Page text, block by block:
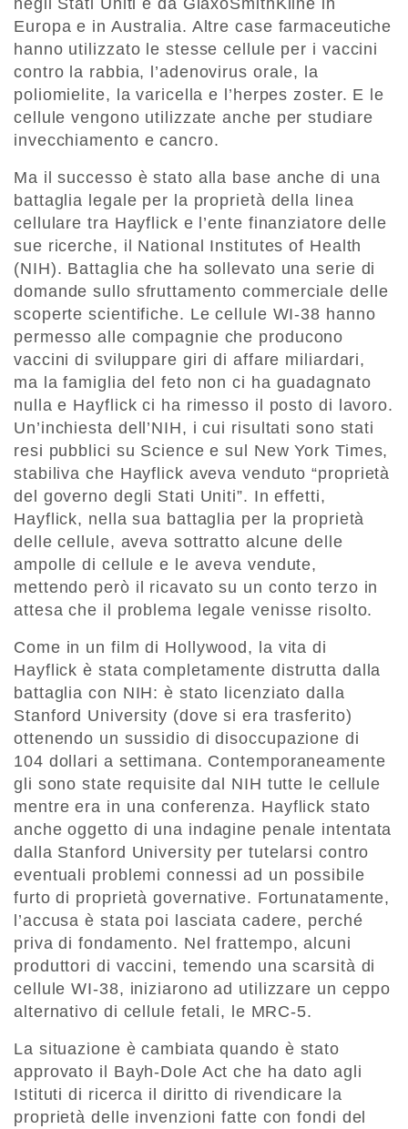
Europa e in Australia. Altre case farmaceutiche
hanno utilizzato le stesse cellule per i vaccini
contro la rabbia, l’adenovirus orale, la
poliomielite, la varicella e l’herpes zoster. E le
cellule vengono utilizzate anche per studiare
invecchiamento e cancro.
Ma il successo è stato alla base anche di una
battaglia legale per la proprietà della linea
cellulare tra Hayflick e l’ente finanziatore delle
sue ricerche, il National Institutes of Health
(NIH). Battaglia che ha sollevato una serie di
domande sullo sfruttamento commerciale delle
scoperte scientifiche. Le cellule WI-38 hanno
permesso alle compagnie che producono
vaccini di sviluppare giri di affare miliardari,
ma la famiglia del feto non ci ha guadagnato
nulla e Hayflick ci ha rimesso il posto di lavoro.
Un’inchiesta dell’NIH, i cui risultati sono stati
resi pubblici su Science e sul New York Times,
stabiliva che Hayflick aveva venduto “proprietà
del governo degli Stati Uniti”. In effetti,
Hayflick, nella sua battaglia per la proprietà
delle cellule, aveva sottratto alcune delle
ampolle di cellule e le aveva vendute,
mettendo però il ricavato su un conto terzo in
attesa che il problema legale venisse risolto.
Come in un film di Hollywood, la vita di
Hayflick è stata completamente distrutta dalla
battaglia con NIH: è stato licenziato dalla
Stanford University (dove si era trasferito)
ottenendo un sussidio di disoccupazione di
104 dollari a settimana. Contemporaneamente
gli sono state requisite dal NIH tutte le cellule
mentre era in una conferenza. Hayflick stato
anche oggetto di una indagine penale intentata
dalla Stanford University per tutelarsi contro
eventuali problemi connessi ad un possibile
furto di proprietà governative. Fortunatamente,
l’accusa è stata poi lasciata cadere, perché
priva di fondamento. Nel frattempo, alcuni
produttori di vaccini, temendo una scarsità di
cellule WI-38, iniziarono ad utilizzare un ceppo
alternativo di cellule fetali, le MRC-5.
La situazione è cambiata quando è stato
approvato il Bayh-Dole Act che ha dato agli
Istituti di ricerca il diritto di rivendicare la
proprietà delle invenzioni fatte con fondi del